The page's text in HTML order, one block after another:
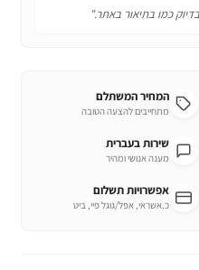
כמו בתיאור באתר."
המחיר המשתלם
מתחייבים להצעה הטובה
שירות בעברית
מענה אנושי ומהיר
אפשרויות תשלום
כ.אשראי, אפל/גוגל פיי, ביט